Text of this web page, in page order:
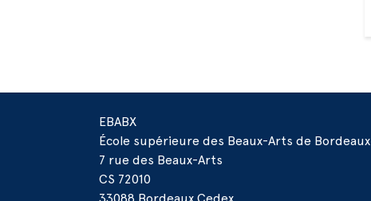
EBABX
École supérieure des Beaux-Arts de Bordeaux
7 rue des Beaux-Arts
CS 72010